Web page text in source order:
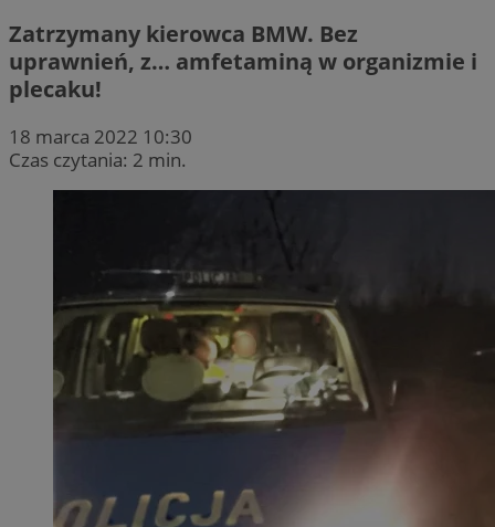
Zatrzymany kierowca BMW. Bez
uprawnień, z… amfetaminą w organizmie i
plecaku!
18 marca 2022 10:30
Czas czytania: 2 min.